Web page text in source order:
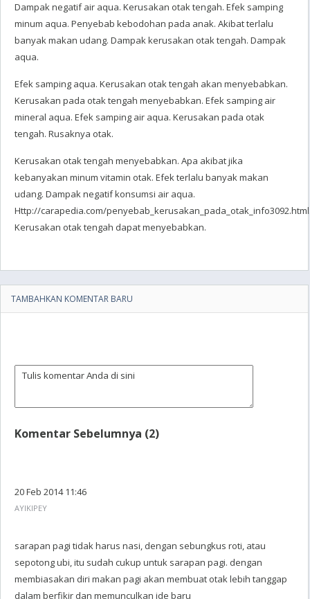
Dampak negatif air aqua. Kerusakan otak tengah. Efek samping
minum aqua. Penyebab kebodohan pada anak. Akibat terlalu
banyak makan udang. Dampak kerusakan otak tengah. Dampak
aqua.
Efek samping aqua. Kerusakan otak tengah akan menyebabkan.
Kerusakan pada otak tengah menyebabkan. Efek samping air
mineral aqua. Efek samping air aqua. Kerusakan pada otak
tengah. Rusaknya otak.
Kerusakan otak tengah menyebabkan. Apa akibat jika
kebanyakan minum vitamin otak. Efek terlalu banyak makan
udang. Dampak negatif konsumsi air aqua.
Http://carapedia.com/
Kerusakan otak tengah dapat menyebabkan.
TAMBAHKAN KOMENTAR BARU
Komentar Sebelumnya (2)
20 Feb 2014 11:46
AYIKIPEY
sarapan pagi tidak harus nasi, dengan sebungkus roti, atau
sepotong ubi, itu sudah cukup untuk sarapan pagi. dengan
membiasakan diri makan pagi akan membuat otak lebih tanggap
dalam berfikir dan memunculkan ide baru